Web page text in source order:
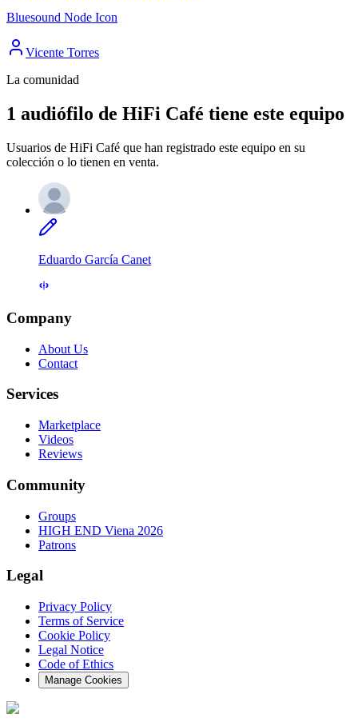
Bluesound Node Icon
Vicente Torres
La comunidad
1 audiófilo de HiFi Café tiene este equipo
Usuarios de HiFi Café que han registrado este equipo en su
colección o lo tienen en venta.
Eduardo García Canet
Company
About Us
Contact
Services
Marketplace
Videos
Reviews
Community
Groups
HIGH END Viena 2026
Patrons
Legal
Privacy Policy
Terms of Service
Cookie Policy
Legal Notice
Code of Ethics
Manage Cookies